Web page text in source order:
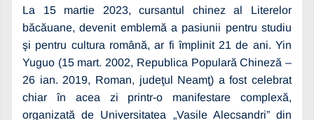
La 15 martie 2023, cursantul chinez al Literelor
băcăuane, devenit emblemă a pasiunii pentru studiu
şi pentru cultura română, ar fi împlinit 21 de ani. Yin
Yuguo (15 mart. 2002, Republica Populară Chineză –
26 ian. 2019, Roman, judeţul Neamţ) a fost celebrat
chiar în acea zi printr-o manifestare complexă,
organizată de Universitatea „Vasile Alecsandri” din